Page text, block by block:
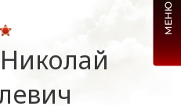
Николай
МЕНЮ